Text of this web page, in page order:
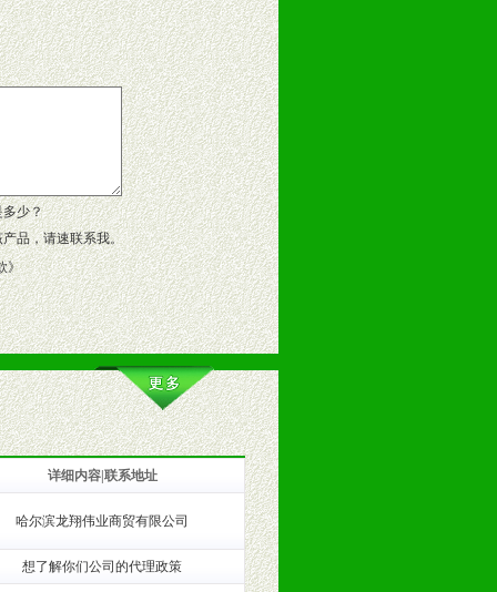
作手册、专柜咨询手册等各种市
多少？
品，请速联系我。
》
详细内容|联系地址
哈尔滨龙翔伟业商贸有限公司
想了解你们公司的代理政策